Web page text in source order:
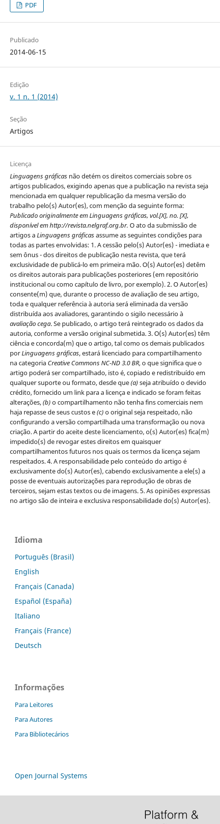
PDF
Publicado
2014-06-15
Edição
v. 1 n. 1 (2014)
Seção
Artigos
Licença
Linguagens gráficasnão detém os direitos comerciais sobre os
artigos publicados, exigindo apenas que a publicação na revista seja
mencionada em qualquer republicação da mesma versão do
trabalho pelo(s) Autor(es), com menção da seguinte forma:
Publicado originalmente em Linguagens gráficas, vol.[X], no. [X],
disponível em http://revista.nelgraf.org.br. O ato da submissão de
artigos aLinguagens gráficasassume as seguintes condições para
todas as partes envolvidas: 1. A cessão pelo(s) Autor(es) - imediata e
sem ônus - dos direitos de publicação nesta revista, que terá
exclusividade de publicá-lo em primeira mão. O(s) Autor(es) detêm
os direitos autorais para publicações posteriores (em repositório
institucional ou como capítulo de livro, por exemplo). 2. O Autor(es)
consente(m) que, durante o processo de avaliação de seu artigo,
toda e qualquer referência à autoria será eliminada da versão
distribuída aos avaliadores, garantindo o sigilo necessário à
avaliação cega. Se publicado, o artigo terá reintegrado os dados da
autoria, conforme a versão original submetida. 3. O(s) Autor(es) têm
ciência e concorda(m) que o artigo, tal como os demais publicados
porLinguagens gráficas, estará licenciado para compartilhamento
na categoria Creative Commons NC-ND 3.0 BR, o que significa que o
artigo poderá ser compartilhado, isto é, copiado e redistribuído em
qualquer suporte ou formato, desde que(a)seja atribuído o devido
crédito, fornecido um link para a licença e indicado se foram feitas
alterações,(b)o compartilhamento não tenha fins comerciais nem
haja repasse de seus custos e(c)o original seja respeitado, não
configurando a versão compartilhada uma transformação ou nova
criação. A partir do aceite deste licenciamento, o(s) Autor(es) fica(m)
impedido(s) de revogar estes direitos em quaisquer
compartilhamentos futuros nos quais os termos da licença sejam
respeitados. 4. A responsabilidade pelo conteúdo do artigo é
exclusivamente do(s) Autor(es), cabendo exclusivamente a ele(s) a
posse de eventuais autorizações para reprodução de obras de
terceiros, sejam estas textos ou de imagens. 5. As opiniões expressas
no artigo são de inteira e exclusiva responsabilidade do(s) Autor(es).
Idioma
Português (Brasil)
English
Français (Canada)
Español (España)
Italiano
Français (France)
Deutsch
Informações
Para Leitores
Para Autores
Para Bibliotecários
Open Journal Systems